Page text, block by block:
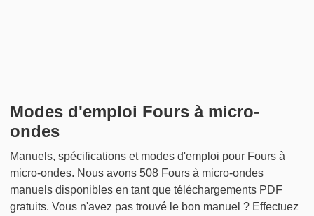
Modes d'emploi Fours à micro-
ondes
Manuels, spécifications et modes d'emploi pour Fours à
micro-ondes. Nous avons 508 Fours à micro-ondes
manuels disponibles en tant que téléchargements PDF
gratuits. Vous n'avez pas trouvé le bon manuel ? Effectuez